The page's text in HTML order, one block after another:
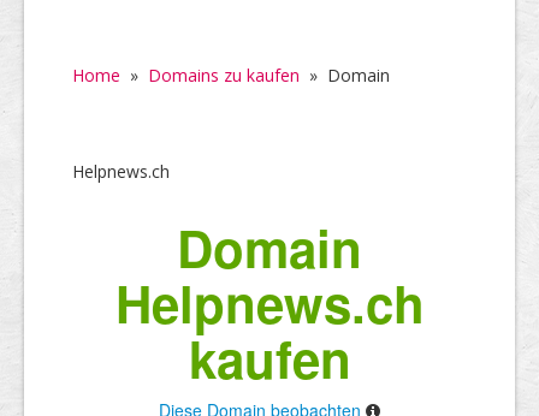
Home » Domains zu kaufen » Domain
Helpnews.ch
Domain
Helpnews.ch
kaufen
Diese Domain beobachten